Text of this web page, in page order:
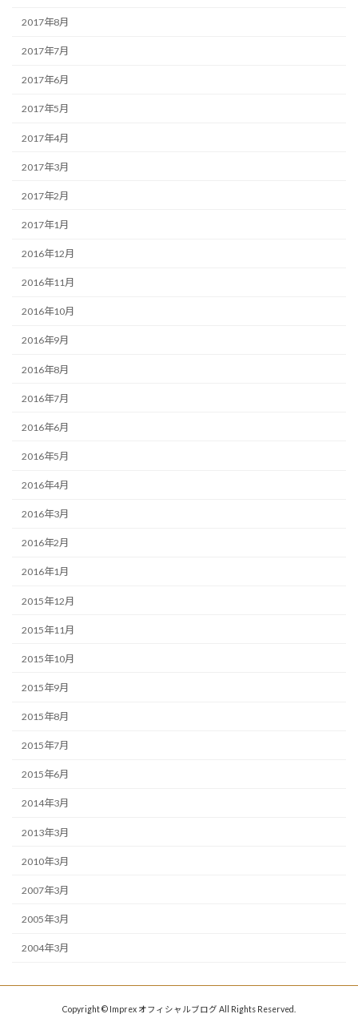
2017年8月
2017年7月
2017年6月
2017年5月
2017年4月
2017年3月
2017年2月
2017年1月
2016年12月
2016年11月
2016年10月
2016年9月
2016年8月
2016年7月
2016年6月
2016年5月
2016年4月
2016年3月
2016年2月
2016年1月
2015年12月
2015年11月
2015年10月
2015年9月
2015年8月
2015年7月
2015年6月
2014年3月
2013年3月
2010年3月
2007年3月
2005年3月
2004年3月
Copyright © Imprex オフィシャルブログ All Rights Reserved.